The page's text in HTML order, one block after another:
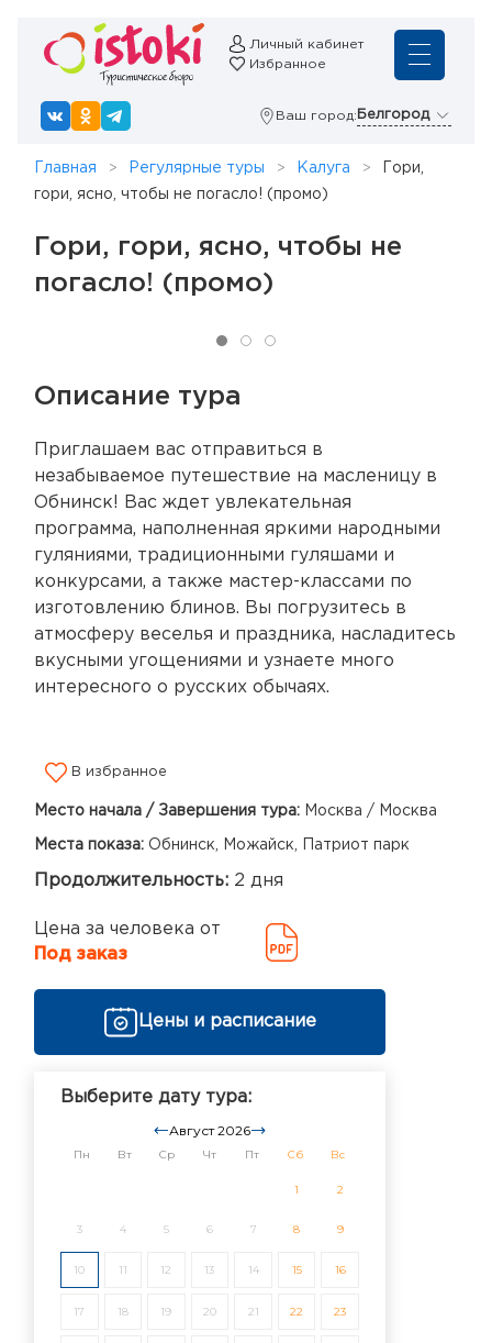
Личный кабинет
Избранное
Ваш город: Белгород
Главная Регулярные туры Калуга
Гори,
гори, ясно, чтобы не погасло! (промо)
Гори, гори, ясно, чтобы не
погасло! (промо)
Описание тура
Приглашаем вас отправиться в
незабываемое путешествие на масленицу в
Обнинск! Вас ждет увлекательная
программа, наполненная яркими народными
гуляниями, традиционными гуляшами и
конкурсами, а также мастер-классами по
изготовлению блинов. Вы погрузитесь в
атмосферу веселья и праздника, насладитесь
вкусными угощениями и узнаете много
интересного о русских обычаях.
В избранное
Место начала / Завершения тура: Москва / Москва
Места показа: Обнинск, Можайск, Патриот парк
Продолжительность: 2 дня
Цена за человека от
Под заказ
Цены и расписание
Выберите дату тура:
Август 2026
Пн Вт Ср Чт Пт Сб Вс
1 2
3 4 5 6 7 8 9
10 11 12 13 14 15 16
17 18 19 20 21 22 23